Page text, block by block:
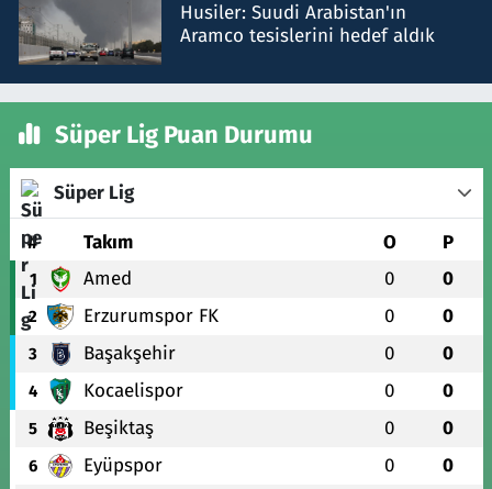
Husiler: Suudi Arabistan'ın
Aramco tesislerini hedef aldık
Süper Lig Puan Durumu
Süper Lig
# Takım O P
1 Amed 0 0
2 Erzurumspor FK 0 0
3 Başakşehir 0 0
4 Kocaelispor 0 0
5 Beşiktaş 0 0
6 Eyüpspor 0 0